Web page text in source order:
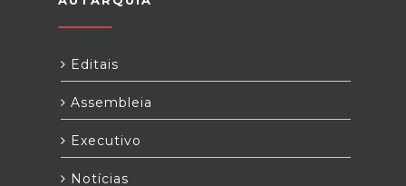
Editais
Assembleia
Executivo
Notícias